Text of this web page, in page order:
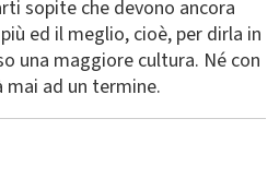
sopite che devono ancora
ed il meglio, cioè, per dirla in
una maggiore cultura. Né con
ad un termine.